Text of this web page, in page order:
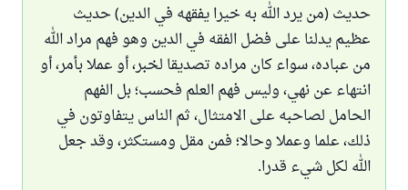
حديث (من يرد الله به خيرا يفقهه في الدين) حديث
عظيم يدلنا على فضل الفقه في الدين وهو فهم مراد الله
من عباده، سواء كان مراده تصديقا لخبر، أو عملا بأمر، أو
انتهاء عن نهي، وليس فهم العلم فحسب؛ بل الفهم
الحامل لصاحبه على الامتثال، ثم الناس يتفاوتون في
ذلك، علما وعملا وحالا؛ فمن مقل ومستكثر، وقد جعل
الله لكل شيء قدرا.